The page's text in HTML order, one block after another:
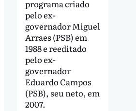
programa criado
pelo ex-
governador Miguel
Arraes (PSB) em
1988 e reeditado
pelo ex-
governador
Eduardo Campos
(PSB), seu neto, em
2007.